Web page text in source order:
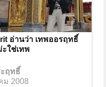
อ่านว่า เทพออรฤทธิ์
ะใช่เทพ
ฤทธิ์
ม 2008